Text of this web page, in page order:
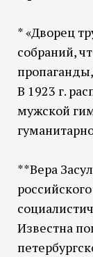
* «Дворец
собраний,
В 1923 г.
мужской
**Вера
Известна